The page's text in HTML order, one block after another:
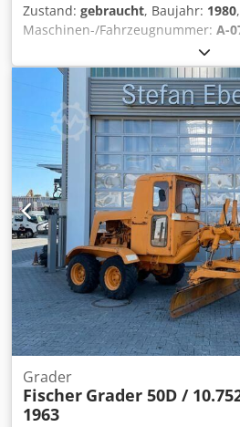
Zustand: gebraucht, Baujahr: 1980,
Maschinen-/Fahrzeugnummer: A-
max.: 130 mm
Richtwalzen: 5 Zugwalzen: 2+2
Blechdicke - max.: 3,5 mm
0,4 t Raumbedarf ca.:
mit integriertem stufenlos
Rechts- und Linkslauf,
manuell und automatik,
Positionsanzeige der Richtrollen
Verstellung der
automatische
Zustand
Grader
Fischer Grader 50D /
1963